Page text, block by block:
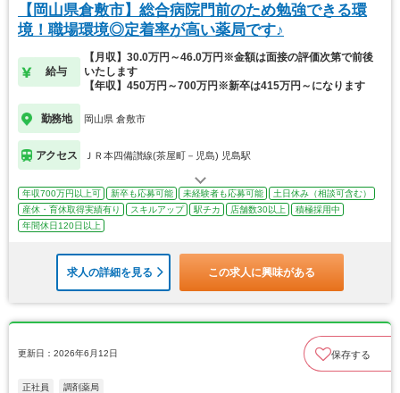
【岡山県倉敷市】総合病院門前のため勉強できる環
境！職場環境◎定着率が高い薬局です♪
給与
【月収】30.0万円～46.0万円※金額は面接の評価次第で前後
いたします
【年収】450万円～700万円※新卒は415万円～になります
勤務地 岡山県 倉敷市
アクセス ＪＲ本四備讃線(茶屋町－児島) 児島駅
年収700万円以上可 新卒も応募可能 未経験者も応募可能
土日休み（相談可含む）
産休・育休取得実績有り
スキルアップ 駅チカ 店舗数30以上
積極採用中
年間休日120日以上
求人の詳細を見る この求人に興味がある
更新日：2026年6月12日 保存する
正社員 調剤薬局